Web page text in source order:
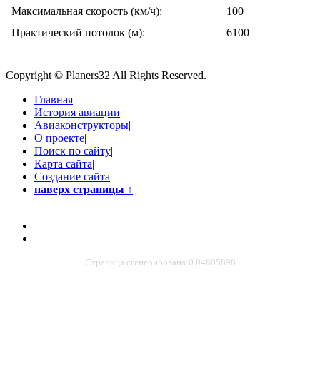
Максимальная скорость (км/ч):
100
Практический потолок (м):
6100
Copyright © Planers32 All Rights Reserved.
Главная|
История авиации|
Авиаконструкторы|
О проекте|
Поиск по сайту|
Карта сайта|
Создание сайта
наверх страницы ↑
Страница сгенерирована:0.04805898